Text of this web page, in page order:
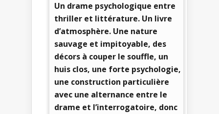
Un drame psychologique entre
thriller et littérature. Un livre
d’atmosphère. Une nature
sauvage et impitoyable, des
décors à couper le souffle, un
huis clos, une forte psychologie,
une construction particulière
avec une alternance entre le
drame et l’interrogatoire, donc